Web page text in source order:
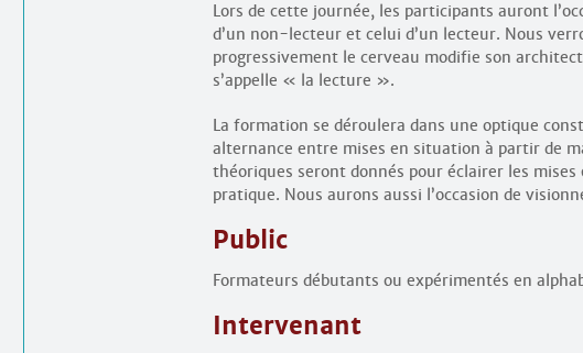
Lors de cette journée, les participants auront
d’un non-lecteur et celui d’un lecteur. Nous
progressivement le cerveau modifie son
s’appelle « la lecture ».
La formation se déroulera dans une optique
alternance entre mises en situation à partir de
théoriques seront donnés pour éclairer les
pratique. Nous aurons aussi l’occasion de
Public
Formateurs débutants ou expérimentés en
Intervenant